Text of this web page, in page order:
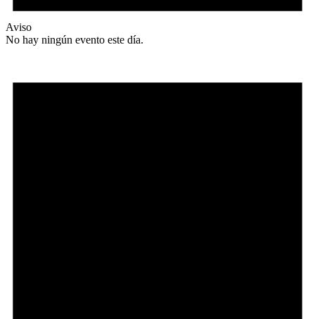
Aviso
No hay ningún evento este día.